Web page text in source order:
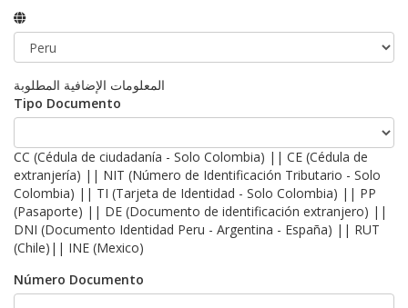
المعلومات الإضافية المطلوبة
Tipo Documento
CC (Cédula de ciudadanía - Solo Colombia) || CE (Cédula de
extranjería) || NIT (Número de Identificación Tributario - Solo
Colombia) || TI (Tarjeta de Identidad - Solo Colombia) || PP
(Pasaporte) || DE (Documento de identificación extranjero) ||
DNI (Documento Identidad Peru - Argentina - España) || RUT
(Chile)|| INE (Mexico)
Número Documento